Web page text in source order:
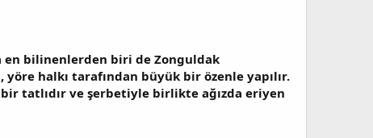
en bilinenlerden biri de Zonguldak
halkı tarafından büyük bir özenle yapılır.
tatlıdır ve şerbetiyle birlikte ağızda eriyen